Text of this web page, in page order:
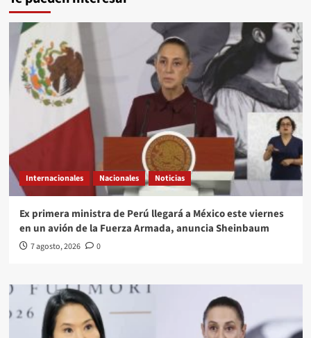
Internacionales Nacionales Noticias
Ex primera ministra de Perú llegará a México este viernes
en un avión de la Fuerza Armada, anuncia Sheinbaum
7 agosto, 2026 0